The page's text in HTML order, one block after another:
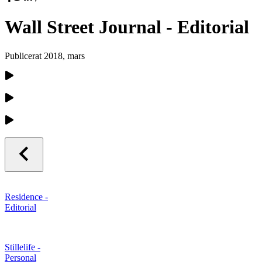
Wall Street Journal - Editorial
Publicerat 2018, mars
Residence -
Editorial
Stillelife -
Personal